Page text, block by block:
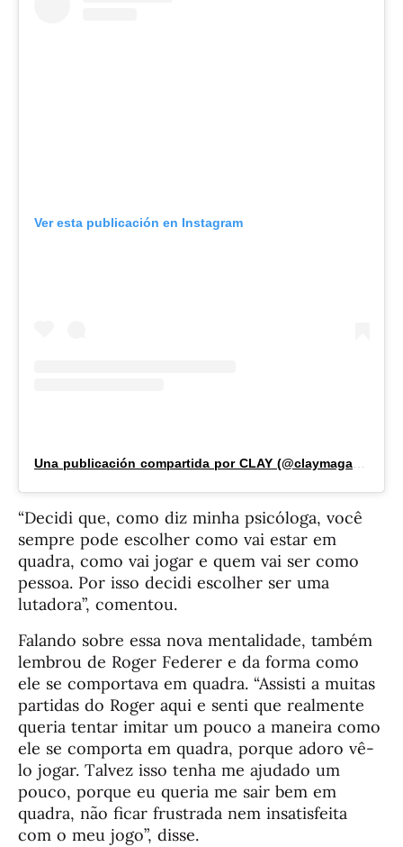
Ver esta publicación en Instagram
Una publicación compartida por CLAY (@claymagazine_)
“Decidi que, como diz minha psicóloga, você
sempre pode escolher como vai estar em
quadra, como vai jogar e quem vai ser como
pessoa. Por isso decidi escolher ser uma
lutadora”, comentou.
Falando sobre essa nova mentalidade, também
lembrou de Roger Federer e da forma como
ele se comportava em quadra. “Assisti a muitas
partidas do Roger aqui e senti que realmente
queria tentar imitar um pouco a maneira como
ele se comporta em quadra, porque adoro vê-
lo jogar. Talvez isso tenha me ajudado um
pouco, porque eu queria me sair bem em
quadra, não ficar frustrada nem insatisfeita
com o meu jogo”, disse.